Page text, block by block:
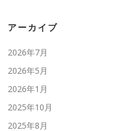
アーカイブ
2026年7月
2026年5月
2026年1月
2025年10月
2025年8月